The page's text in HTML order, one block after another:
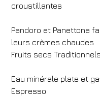
06 / 2026
croustillantes
Pandoro et Panettone
leurs crèmes chaudes
Fruits secs Traditionnels
Eau minérale plate et
Espresso